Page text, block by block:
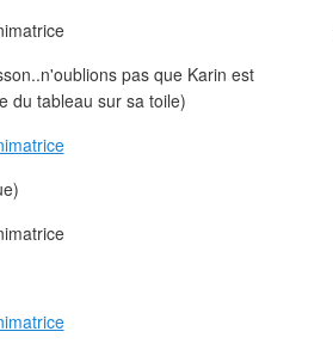
pas que Karin est
du tableau sur sa toile)